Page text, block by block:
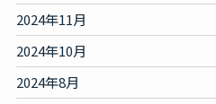
2024年11月
2024年10月
2024年8月